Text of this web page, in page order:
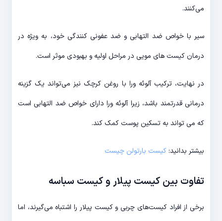
می‌کنند.
سیر با خواص ضد التهابی و ضد عفونی کنندگی خود، به ویژه در
درمان کیست های مویی در مراحل اولیه و بهبودی موثر است.
در نهایت، ترکیب آلوئه ورا با روغن کرچک نیز می‌تواند یک گزینه
درمانی قدرتمند باشد، زیرا آلوئه ورا دارای خواص ضد التهابی است
که می تواند به تسکین پوست کمک کند.
بیشتر بدانید:کیست بارتولن چیست
تفاوت بین کیست پیلار و کیست سباسه
برخی از افراد کیست‌های چربی و کیست پیلار را اشتباه می‌گیرند، اما